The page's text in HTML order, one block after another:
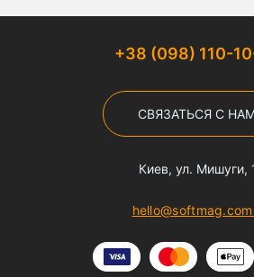
+38 (098) 110-
СВЯЗАТЬСЯ С
Киев, ул. Мишуги,